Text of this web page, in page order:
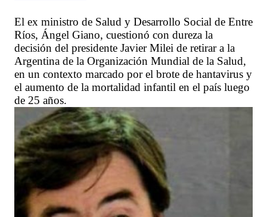
El ex ministro de Salud y Desarrollo Social de Entre
Ríos, Ángel Giano, cuestionó con dureza la
decisión del presidente Javier Milei de retirar a la
Argentina de la Organización Mundial de la Salud,
en un contexto marcado por el brote de hantavirus y
el aumento de la mortalidad infantil en el país luego
de 25 años.